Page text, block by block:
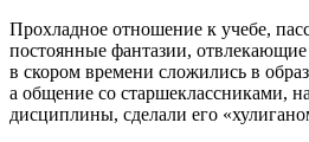
Прохладное отношение к учебе,
постоянные фантазии, отвлекающие
в скором времени сложились в
а общение со старшеклассниками,
дисциплины, сделали его